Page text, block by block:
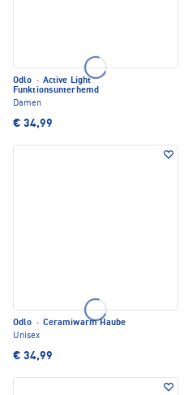
Odlo · Active Light
Funktionsunterhemd
Damen
€ 34,99
Odlo · Ceramiwarm Haube
Unisex
€ 34,99